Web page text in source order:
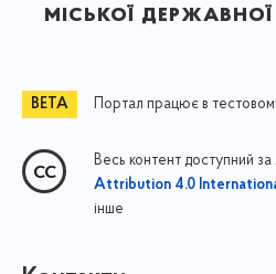
міської державної
Портал працює в
Весь контент доступний за
Attribution 4.0
інше